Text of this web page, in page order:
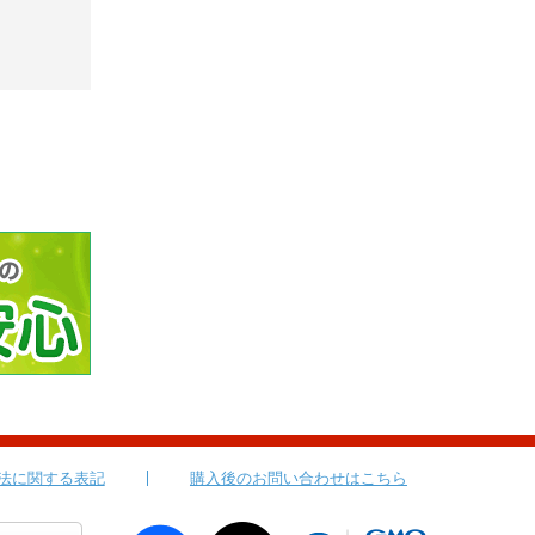
に関する表記 購入後のお問い合わせはこちら